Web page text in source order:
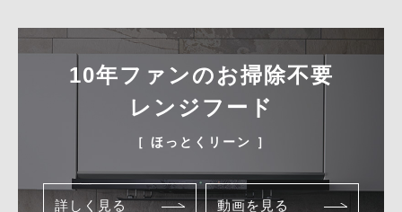
10年ファンのお掃除不要
レンジフード
［ ほっとくリーン ］
詳しく見る 動画を見る